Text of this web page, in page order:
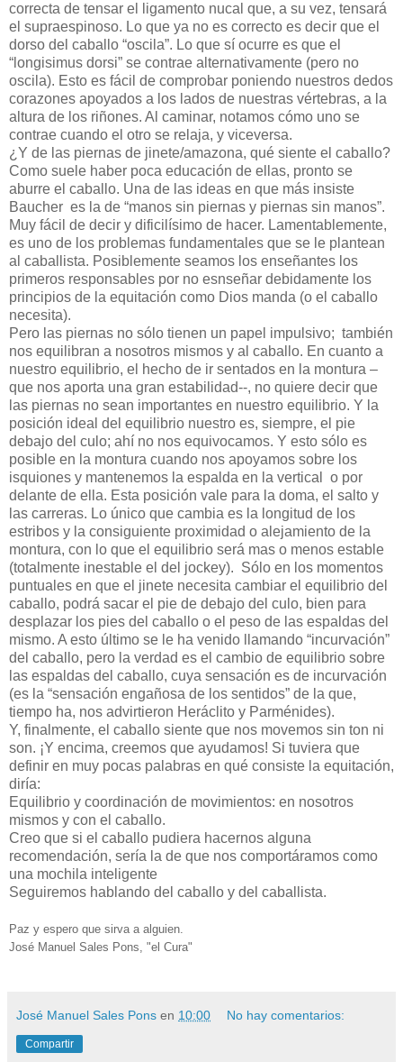
correcta de tensar el ligamento nucal que, a su vez, tensará
el supraespinoso. Lo que ya no es correcto es decir que el
dorso del caballo “oscila”. Lo que sí ocurre es que el
“longisimus dorsi” se contrae alternativamente (pero no
oscila). Esto es fácil de comprobar poniendo nuestros dedos
corazones apoyados a los lados de nuestras vértebras, a la
altura de los riñones. Al caminar, notamos cómo uno se
contrae cuando el otro se relaja, y viceversa.
¿Y de las piernas de jinete/amazona, qué siente el caballo?
Como suele haber poca educación de ellas, pronto se
aburre el caballo. Una de las ideas en que más insiste
Baucher es la de “manos sin piernas y piernas sin manos”.
Muy fácil de decir y dificilísimo de hacer. Lamentablemente,
es uno de los problemas fundamentales que se le plantean
al caballista. Posiblemente seamos los enseñantes los
primeros responsables por no esnseñar debidamente los
principios de la equitación como Dios manda (o el caballo
necesita).
Pero las piernas no sólo tienen un papel impulsivo; también
nos equilibran a nosotros mismos y al caballo. En cuanto a
nuestro equilibrio, el hecho de ir sentados en la montura –
que nos aporta una gran estabilidad--, no quiere decir que
las piernas no sean importantes en nuestro equilibrio. Y la
posición ideal del equilibrio nuestro es, siempre, el pie
debajo del culo; ahí no nos equivocamos. Y esto sólo es
posible en la montura cuando nos apoyamos sobre los
isquiones y mantenemos la espalda en la vertical
o por
delante de ella. Esta posición vale para la doma, el salto y
las carreras. Lo único que cambia es la longitud de los
estribos y la consiguiente proximidad o alejamiento de la
montura, con lo que el equilibrio será mas o menos estable
(totalmente inestable el del jockey). Sólo en los momentos
puntuales en que el jinete necesita cambiar el equilibrio del
caballo, podrá sacar el pie de debajo del culo, bien para
desplazar los pies del caballo o el peso de las espaldas del
mismo. A esto último se le ha venido llamando “incurvación”
del caballo, pero la verdad es el cambio de equilibrio sobre
las espaldas del caballo, cuya sensación es de incurvación
(es la “sensación engañosa de los sentidos” de la que,
tiempo ha, nos advirtieron Heráclito y Parménides).
Y, finalmente, el caballo siente que nos movemos sin ton ni
son. ¡Y encima, creemos que ayudamos! Si tuviera que
definir en muy pocas palabras en qué consiste la equitación,
diría:
Equilibrio y coordinación de movimientos: en nosotros
mismos y con el caballo.
Creo que si el caballo pudiera hacernos alguna
recomendación, sería la de que nos comportáramos como
una mochila inteligente
Seguiremos hablando del caballo y del caballista.
Paz y espero que sirva a alguien.
José Manuel Sales Pons, "el Cura"
José Manuel Sales Pons en 10:00 No hay comentarios:
Compartir